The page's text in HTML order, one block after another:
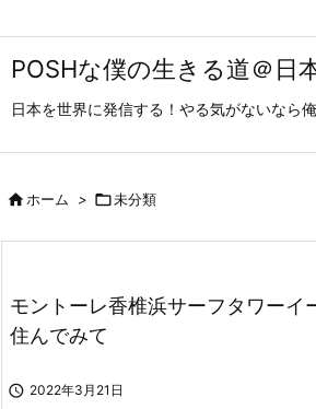
POSHな僕の生きる道＠日
日本を世界に発信する！やる気がないなら
ホーム > 未分類
モントーレ香椎浜サーフタワーイ
住んでみて
 2022年3月21日